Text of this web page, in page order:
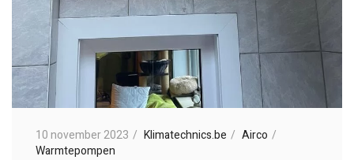
10 november 2023 Klimatechnics.be
Airco
Warmtepompen